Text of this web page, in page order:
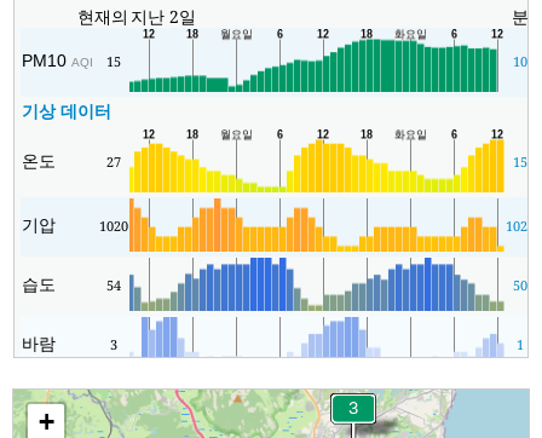
현재의 지난 2일 분
PM10AQI 15 10
기상 데이터
온도 27 15
기압 1020 1020
습도 54 50
바람 3 1
+